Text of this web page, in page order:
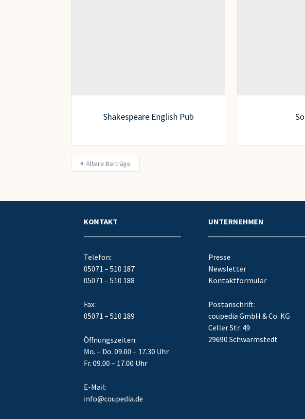
Shakespeare English Pub
Ältere Beiträge
KONTAKT
Telefon:
05071 – 510 187
05071 – 510 188
Fax:
05071 – 510 189
Öffnungszeiten:
Mo. – Do. 09.00 – 17.30 Uhr
Fr. 09.00 – 17.00 Uhr
E-Mail:
info@coupedia.de
UNTERNEHMEN
Presse
Newsletter
Kontaktformular
Postanschrift:
coupedia GmbH & Co. KG
Celler Str. 49
29690 Schwarmstedt